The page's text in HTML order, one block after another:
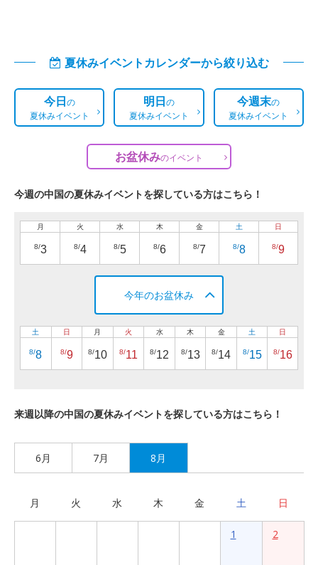
夏休みイベントカレンダーから絞り込む
今日の
夏休みイベント
明日の
夏休みイベント
今週末の
夏休みイベント
お盆休みのイベント
今週の中国の夏休みイベントを探している方はこちら！
月
8/3
火
8/4
水
8/5
木
8/6
金
8/7
土
8/8
日
8/9
今年のお盆休み
土
8/8
日
8/9
月
8/10
火
8/11
水
8/12
木
8/13
金
8/14
土
8/15
日
8/16
来週以降の中国の夏休みイベントを探している方はこちら！
6月 7月 8月
月 火 水 木 金 土 日
1 2